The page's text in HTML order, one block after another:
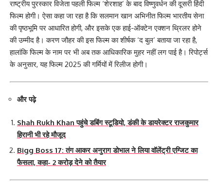
राष्ट्रीय पुरस्कार विजेता पहली फिल्म ‘शेरशाह’ के बाद विष्णुवर्धन की दूसरी हिंदी
फिल्म होगी। ऐसा कहा जा रहा है कि सलमान खान अभिनीत फिल्म भारतीय सेना
की पृष्ठभूमि पर आधारित होगी, और इसके एक हाई-ऑक्टेन एक्शन थ्रिलर होने
की उम्मीद है। करण जौहर की इस फिल्म का शीर्षक ‘द बुल’ बताया जा रहा है,
हालांकि फिल्म के नाम पर भी अब तक आधिकारिक मुहर नहीं लग पाई है। रिपोर्ट्स
के अनुसार, यह फिल्म 2025 की गर्मियों में रिलीज होगी।
और पढ़े
Shah Rukh Khan पहुंचे डबिंग स्टूडियो, डंकी के डायरेक्टर राजकुमार
हिरानी भी रहे मौजूद
Bigg Boss 17: तंग आकर अनुराग डोभाल ने लिया वॉलेंट्री एग्जिट का
फैसला, कहा- 2 करोड़ देने को तैयार